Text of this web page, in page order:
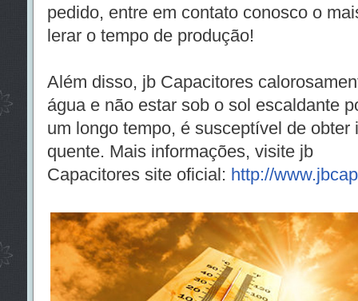
pedido, entre em contato conosco o
lerar o tempo de produção!
Além disso, jb Capacitores
água e não estar sob o sol escaldante
um longo tempo, é susceptível de obter
quente. Mais informações, visite jb
Capacitores site oficial: http://